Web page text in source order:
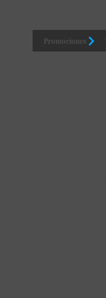
Promociones